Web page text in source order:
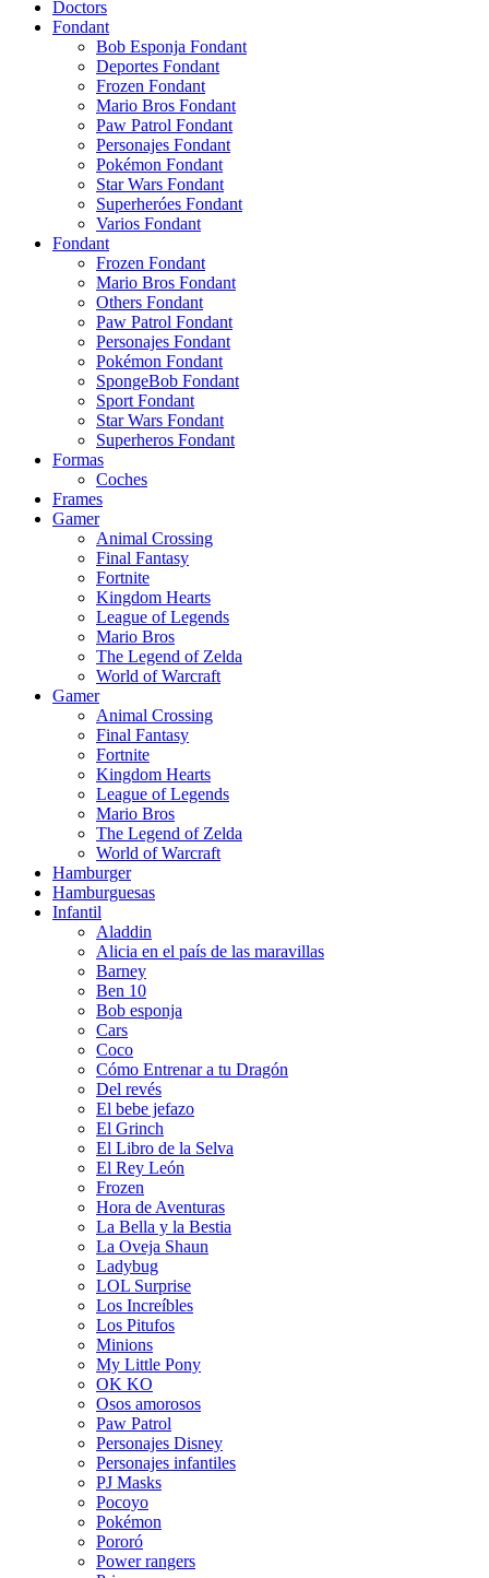
Doctors
Fondant
Bob Esponja Fondant
Deportes Fondant
Frozen Fondant
Mario Bros Fondant
Paw Patrol Fondant
Personajes Fondant
Pokémon Fondant
Star Wars Fondant
Superheróes Fondant
Varios Fondant
Fondant
Frozen Fondant
Mario Bros Fondant
Others Fondant
Paw Patrol Fondant
Personajes Fondant
Pokémon Fondant
SpongeBob Fondant
Sport Fondant
Star Wars Fondant
Superheros Fondant
Formas
Coches
Frames
Gamer
Animal Crossing
Final Fantasy
Fortnite
Kingdom Hearts
League of Legends
Mario Bros
The Legend of Zelda
World of Warcraft
Gamer
Animal Crossing
Final Fantasy
Fortnite
Kingdom Hearts
League of Legends
Mario Bros
The Legend of Zelda
World of Warcraft
Hamburger
Hamburguesas
Infantil
Aladdin
Alicia en el país de las maravillas
Barney
Ben 10
Bob esponja
Cars
Coco
Cómo Entrenar a tu Dragón
Del revés
El bebe jefazo
El Grinch
El Libro de la Selva
El Rey León
Frozen
Hora de Aventuras
La Bella y la Bestia
La Oveja Shaun
Ladybug
LOL Surprise
Los Increíbles
Los Pitufos
Minions
My Little Pony
OK KO
Osos amorosos
Paw Patrol
Personajes Disney
Personajes infantiles
PJ Masks
Pocoyo
Pokémon
Pororó
Power rangers